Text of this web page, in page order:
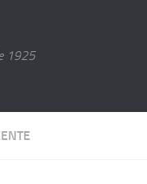
1925